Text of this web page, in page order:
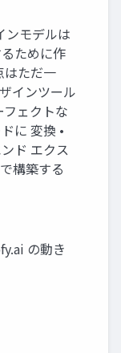
ンモデルは
ために作
はただ⼀
インツール
ェクトな
に 変換 •
ド エクス
構築する
の動き